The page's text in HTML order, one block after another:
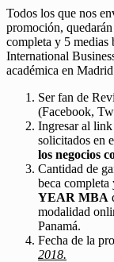
Todos los que nos
promoción,
completa y 5 medias
International
académica en
Ser fan de
(Facebook,
Ingresar al
solicitados en
los negocios
Cantidad de
beca completa
YEAR MBA
modalidad
Panamá.
Fecha de la
2018.